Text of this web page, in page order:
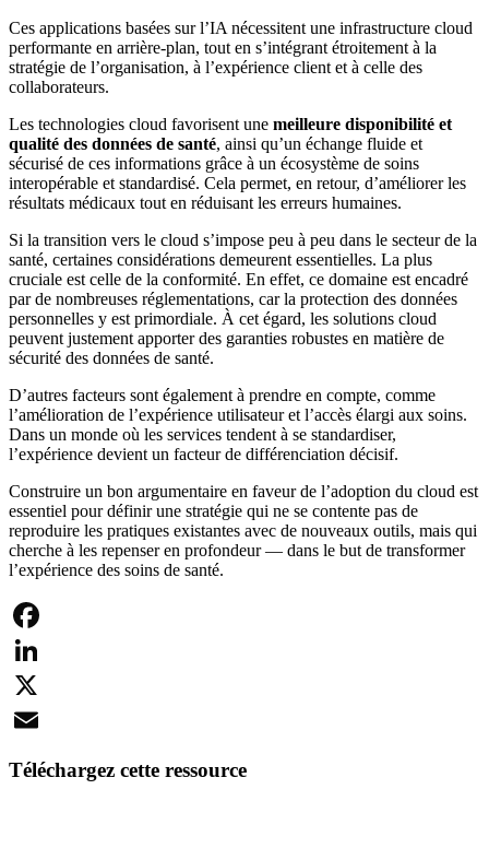
Ces applications basées sur l’IA nécessitent une infrastructure cloud
performante en arrière-plan, tout en s’intégrant étroitement à la
stratégie de l’organisation, à l’expérience client et à celle des
collaborateurs.
Les technologies cloud favorisent une meilleure disponibilité et
qualité des données de santé, ainsi qu’un échange fluide et
sécurisé de ces informations grâce à un écosystème de soins
interopérable et standardisé. Cela permet, en retour, d’améliorer les
résultats médicaux tout en réduisant les erreurs humaines.
Si la transition vers le cloud s’impose peu à peu dans le secteur de la
santé, certaines considérations demeurent essentielles. La plus
cruciale est celle de la conformité. En effet, ce domaine est encadré
par de nombreuses réglementations, car la protection des données
personnelles y est primordiale. À cet égard, les solutions cloud
peuvent justement apporter des garanties robustes en matière de
sécurité des données de santé.
D’autres facteurs sont également à prendre en compte, comme
l’amélioration de l’expérience utilisateur et l’accès élargi aux soins.
Dans un monde où les services tendent à se standardiser,
l’expérience devient un facteur de différenciation décisif.
Construire un bon argumentaire en faveur de l’adoption du cloud est
essentiel pour définir une stratégie qui ne se contente pas de
reproduire les pratiques existantes avec de nouveaux outils, mais qui
cherche à les repenser en profondeur — dans le but de transformer
l’expérience des soins de santé.
Facebook
LinkedIn
X
Téléchargez cette ressource